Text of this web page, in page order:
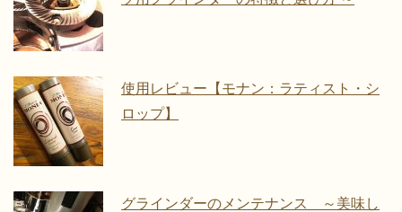
使用レビュー【モナン：ラティスト・シ
ロップ】
グラインダーのメンテナンス ～美味し